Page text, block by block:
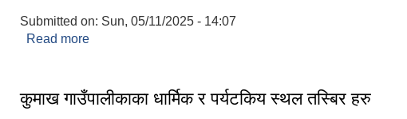
Submitted on: Sun, 05/11/2025 - 14:07
Read more
कुमाख गाउँपालीकाका धार्मिक र पर्यटकिय स्थल तस्बिर हरु